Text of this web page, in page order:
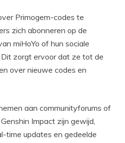
Primogem-codes te
zich abonneren op de
miHoYo of hun sociale
zorgt ervoor dat ze tot de
over nieuwe codes en
aan communityforums of
Impact zijn gewijd,
time updates en gedeelde